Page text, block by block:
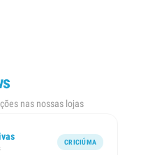
nas nossas lojas
CRICIÚMA